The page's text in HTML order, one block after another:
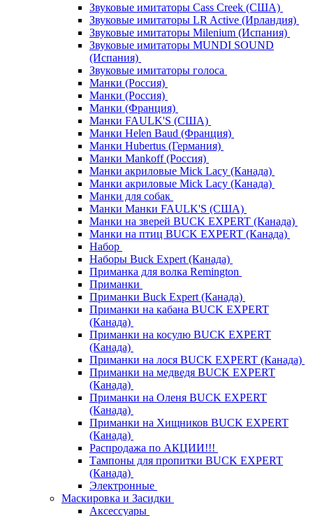
Звуковые имитаторы Cass Creek (США)
Звуковые имитаторы LR Active (Ирландия)
Звуковые имитаторы Milenium (Испания)
Звуковые имитаторы MUNDI SOUND
(Испания)
Звуковые имитаторы голоса
Манки (Россия)
Манки (Россия)
Манки (Франция)
Манки FAULK'S (США)
Манки Helen Baud (Франция)
Манки Hubertus (Германия)
Манки Mankoff (Россия)
Манки акриловые Mick Lacy (Канада)
Манки акриловые Mick Lacy (Канада)
Манки для собак
Манки Манки FAULK'S (США)
Манки на зверей BUCK EXPERT (Канада)
Манки на птиц BUCK EXPERT (Канада)
Набор
Наборы Buck Expert (Канада)
Приманка для волка Remington
Приманки
Приманки Buck Expert (Канада)
Приманки на кабана BUCK EXPERT
(Канада)
Приманки на косулю BUCK EXPERT
(Канада)
Приманки на лося BUCK EXPERT (Канада)
Приманки на медведя BUCK EXPERT
(Канада)
Приманки на Оленя BUCK EXPERT
(Канада)
Приманки на Хищников BUCK EXPERT
(Канада)
Распродажа по АКЦИИ!!!
Тампоны для пропитки BUCK EXPERT
(Канада)
Электронные
Маскировка и Засидки
Аксессуары